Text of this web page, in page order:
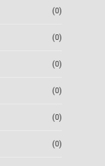
(0)
(0)
(0)
(0)
(0)
(0)